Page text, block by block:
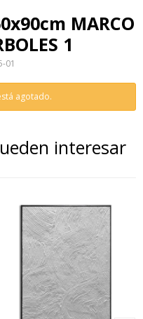
MARCO
1
01
agotado.
interesar